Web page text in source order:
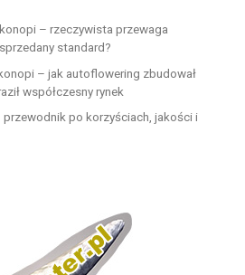
– rzeczywista przewaga
standard?
– jak autoflowering zbudował
współczesny rynek
przewodnik po korzyściach, jakości i